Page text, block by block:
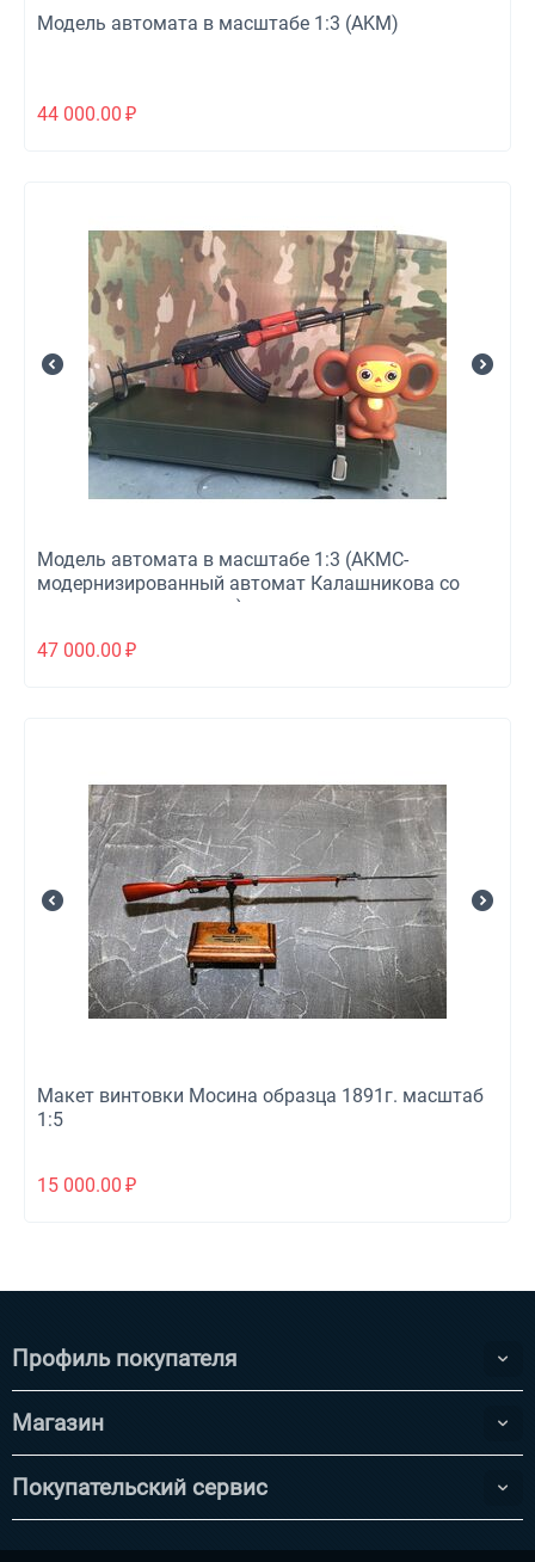
Модель автомата в масштабе 1:3 (AKM)
44 000.00 ₽
Модель автомата в масштабе 1:3 (AKMС-
модернизированный автомат Калашникова со
складным прикладом)
47 000.00 ₽
Макет винтовки Мосина образца 1891г. масштаб
1:5
15 000.00 ₽
Профиль покупателя
Магазин
Покупательский сервис